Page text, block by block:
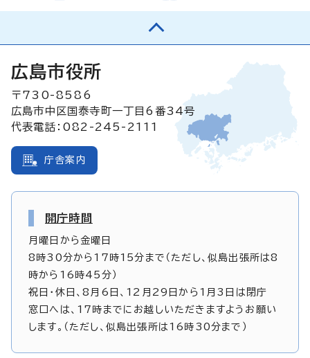
広島市役所
〒730-8586
広島市中区国泰寺町一丁目6番34号
代表電話：082-245-2111
庁舎案内
開庁時間
月曜日から金曜日
8時30分から17時15分まで（ただし、似島出張所は8
時から16時45分）
祝日・休日、8月6日、12月29日から1月3日は閉庁
窓口へは、17時までにお越しいただきますようお願い
します。（ただし、似島出張所は16時30分まで）